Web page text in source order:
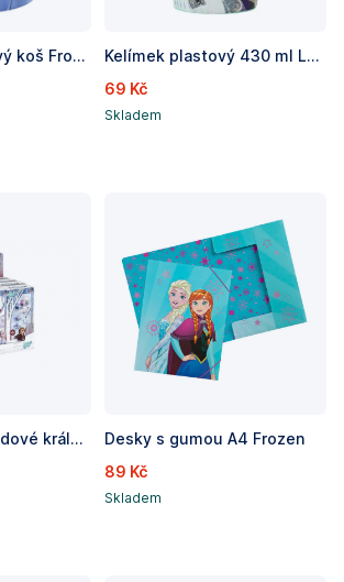
Dětský odpadkový koš Frozen/Ledové království, výška 22,5 cm
Kelímek plastový 430 ml Ledové království
69 Kč
Skladem
Kreativní sada Ledové království II/Frozen II 3 druhy v krabičce 6x13x3,5cm 12ks v boxu
Desky s gumou A4 Frozen
89 Kč
Skladem